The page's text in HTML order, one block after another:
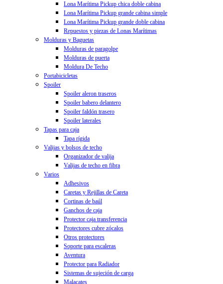
Lona Marítima Pickup chica doble cabina
Lona Marítima Pickup grande cabina simple
Lona Marítima Pickup grande doble cabina
Repuestos y piezas de Lonas Marítimas
Molduras y Baguetas
Molduras de paragolpe
Molduras de puerta
Moldura De Techo
Portabicicletas
Spoiler
Spoiler aleron traseros
Spoiler babero delantero
Spoiler faldón trasero
Spoiler laterales
Tapas para caja
Tapa rígida
Valijas y bolsos de techo
Organizador de valija
Valijas de techo en fibra
Varios
Adhesivos
Caretas y Rejillas de Careta
Cortinas de baúl
Ganchos de caja
Protector caja transferencia
Protectores cubre zócalos
Otros protectores
Soporte para escaleras
Aventura
Protector para Radiador
Sistemas de sujeción de carga
Malacates